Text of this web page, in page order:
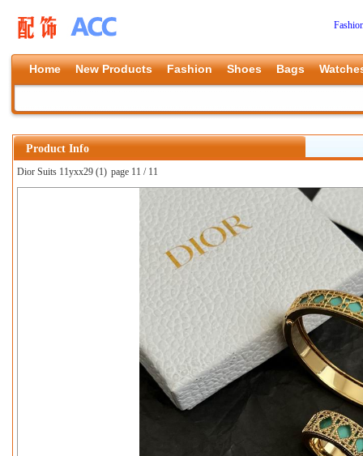
Home New Products Fashion Shoes Bags
Product Info
Dior Suits 11yxx29 (1) page 11 / 11
上一张